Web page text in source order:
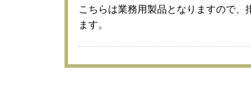
こちらは業務用製品となりますので、
ます。